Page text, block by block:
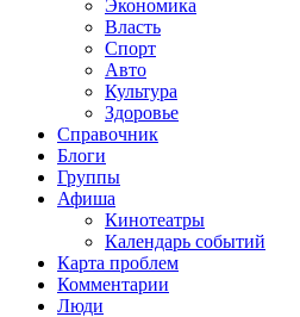
Экономика
Власть
Спорт
Авто
Культура
Здоровье
Справочник
Блоги
Группы
Афиша
Кинотеатры
Календарь событий
Карта проблем
Комментарии
Люди